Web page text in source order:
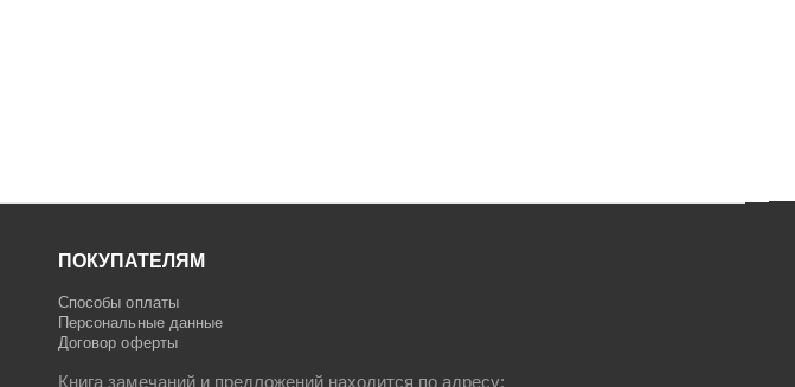
ПОКУПАТЕЛЯМ
Способы оплаты
Персональные данные
Договор оферты
Книга замечаний и предложений находится по адресу: